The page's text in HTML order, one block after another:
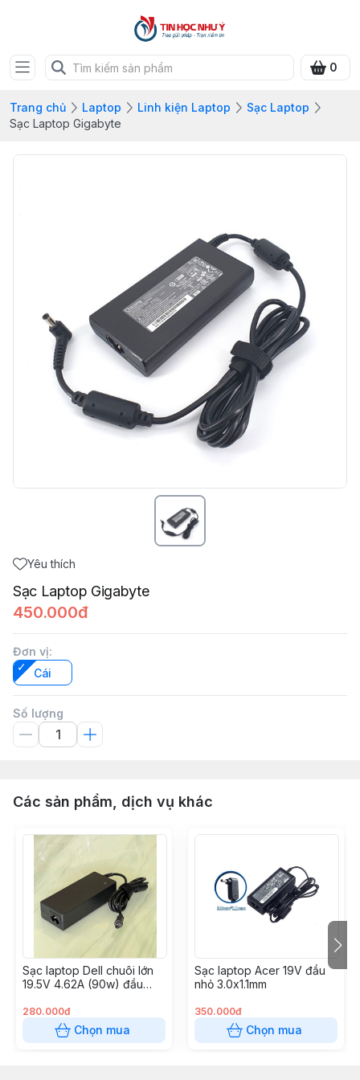
0
Trang chủ Laptop Linh kiện Laptop
Sạc Laptop
Sạc Laptop Gigabyte
Yêu thích
Sạc Laptop Gigabyte
450.000đ
Đơn vị:
Cái
Số lượng
Các sản phẩm, dịch vụ khác
Sạc laptop Dell chuôi lớn
19.5V 4.62A (90w) đầu
280.000đ
Chọn mua
Sạc laptop Acer 19V đầu
nhỏ 3.0x1.1mm
350.000đ
Chọn mua